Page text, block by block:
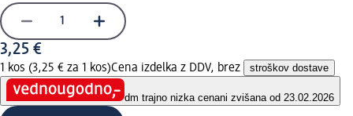
3,25 €
1 kos (3,25 € za 1 kos)Cena izdelka z DDV, brez stroškov dostave
dm trajno nizka cenani zvišana od 23.02.2026